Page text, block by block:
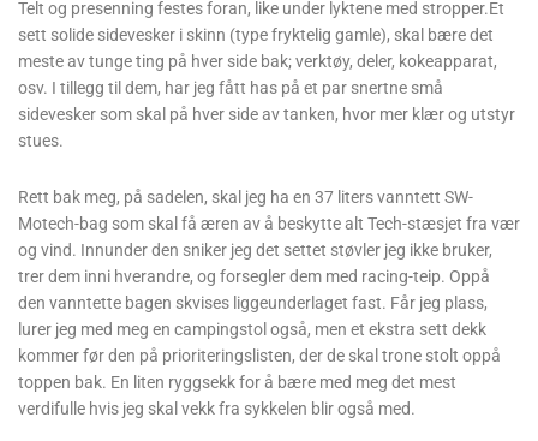
modus, skal holde førstehjelpsutstyr, hansker, niste, vannflaske, etc.
Telt og presenning festes foran, like under lyktene med stropper.Et
sett solide sidevesker i skinn (type fryktelig gamle), skal bære det
meste av tunge ting på hver side bak; verktøy, deler, kokeapparat,
osv. I tillegg til dem, har jeg fått has på et par snertne små
sidevesker som skal på hver side av tanken, hvor mer klær og utstyr
Rett bak meg, på sadelen, skal jeg ha en 37 liters vanntett SW-
Motech-bag som skal få æren av å beskytte alt Tech-stæsjet fra vær
og vind. Innunder den sniker jeg det settet støvler jeg ikke bruker,
trer dem inni hverandre, og forsegler dem med racing-teip. Oppå
den vanntette bagen skvises liggeunderlaget fast. Får jeg plass,
lurer jeg med meg en campingstol også, men et ekstra sett dekk
kommer før den på prioriteringslisten, der de skal trone stolt oppå
toppen bak. En liten ryggsekk for å bære med meg det mest